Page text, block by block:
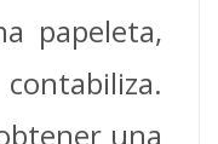
papeleta,
una